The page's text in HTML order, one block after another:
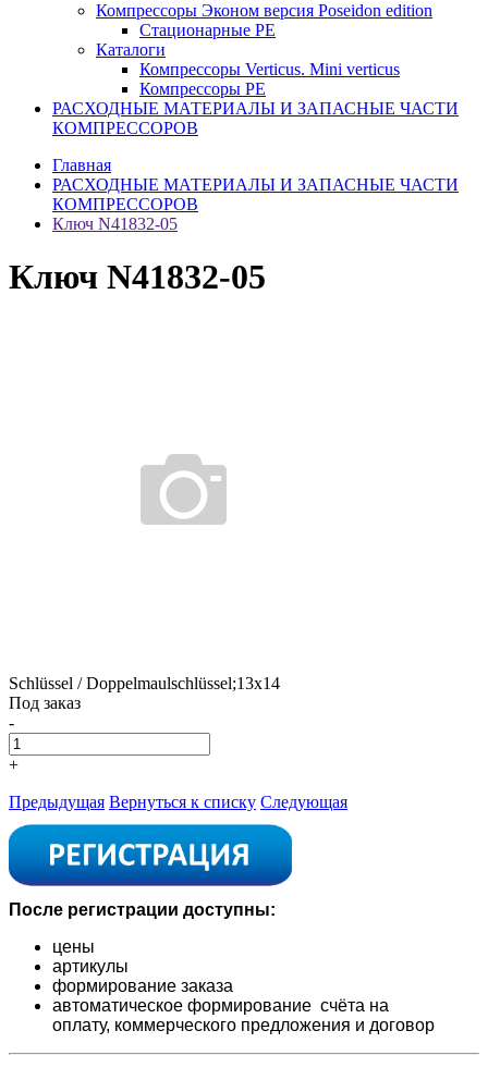
Компрессоры Эконом версия Poseidon edition
Стационарные PE
Каталоги
Компрессоры Verticus. Mini verticus
Компрессоры PE
РАСХОДНЫЕ МАТЕРИАЛЫ И ЗАПАСНЫЕ ЧАСТИ
КОМПРЕССОРОВ
Главная
РАСХОДНЫЕ МАТЕРИАЛЫ И ЗАПАСНЫЕ ЧАСТИ
КОМПРЕССОРОВ
Ключ N41832-05
Ключ N41832-05
Schlüssel / Doppelmaulschlüssel;13x14
Под заказ
-
+
Предыдущая Вернуться к списку Следующая
После регистрации доступны:
цены
артикулы
формирование заказа
автоматическое формирование счёта на
оплату, коммерческого предложения и договор